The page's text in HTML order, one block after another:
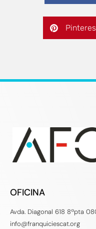
OFICINA
Avda. Diagonal 618 8ªpta
info@franquiciescat.org